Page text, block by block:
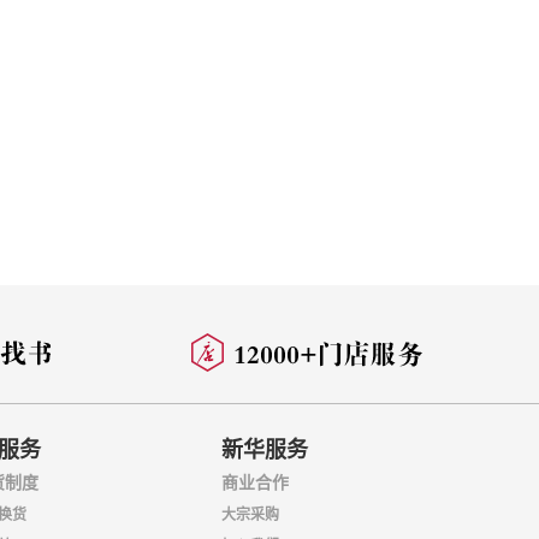
务
制度
货
新华服务
商业合作
大宗采购